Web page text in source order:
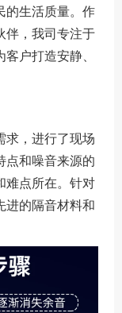
的生活质量。作
伴，我司专注于
户打造安静、
求，进行了现场
点和噪音来源的
难点所在。针对
进的隔音材料和